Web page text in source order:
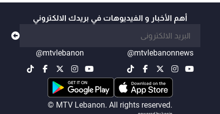
أهم الأخبار و الفيديوهات في بريدك الالكتروني
@mtvlebanonnews
@mtvlebanon
© MTV Lebanon. All rights reserved.